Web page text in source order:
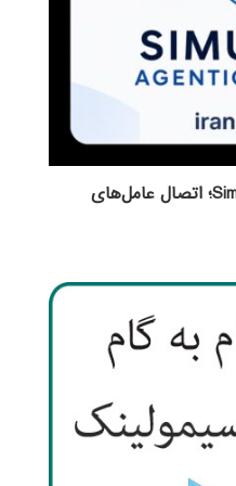
آموزش Simulink Agentic Toolkit؛ اتصال عامل‌های